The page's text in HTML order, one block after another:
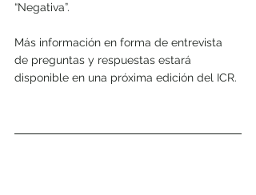
“Negativa”.
Más información en forma de entrevista
de preguntas y respuestas estará
disponible en una próxima edición del ICR.